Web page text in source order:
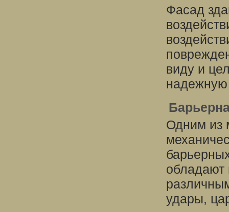
Фасад
виду и
надежную
Одним из
обладают
удары,